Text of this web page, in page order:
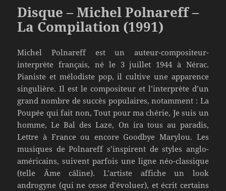
Disque – Michel Polnareff –
La Compilation (1991)
Michel Polnareff est un auteur-compositeur-
interprète français, né le 3 juillet 1944 à Nérac.
Pianiste et mélodiste pop, il cultive une apparence
singulière. Il est le compositeur et l’interprète d’un
grand nombre de succès populaires, notamment : La
Poupée qui fait non, Tout pour ma chérie, Je suis un
homme, Le Bal des Laze, On ira tous au paradis,
Lettre à France ou encore Goodbye Marylou. Les
musiques de Polnareff s’inspirent de styles anglo-
américains, suivent parfois une ligne néo-classique
(telle Âme câline). L’artiste affiche un look
androgyne (qui ne cesse d’évoluer), et écrit certains